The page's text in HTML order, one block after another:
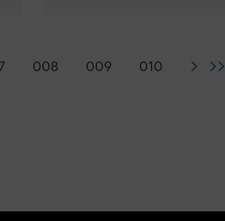
008 009 010 > >>